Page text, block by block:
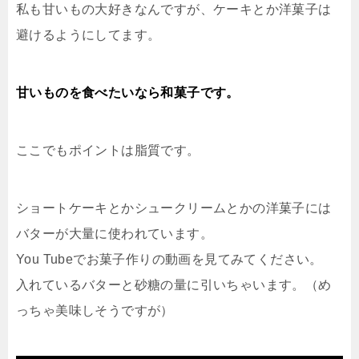
私も甘いもの大好きなんですが、ケーキとか洋菓子は
避けるようにしてます。
甘いものを食べたいなら和菓子です。
ここでもポイントは脂質です。
ショートケーキとかシュークリームとかの洋菓子には
バターが大量に使われています。
You Tubeでお菓子作りの動画を見てみてください。
入れているバターと砂糖の量に引いちゃいます。（め
っちゃ美味しそうですが）